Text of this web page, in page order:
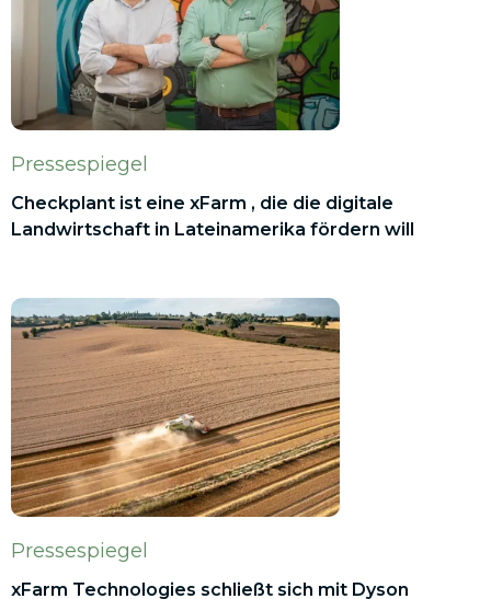
Pressespiegel
Checkplant ist eine xFarm , die die digitale
Landwirtschaft in Lateinamerika fördern will
Pressespiegel
xFarm Technologies schließt sich mit Dyson